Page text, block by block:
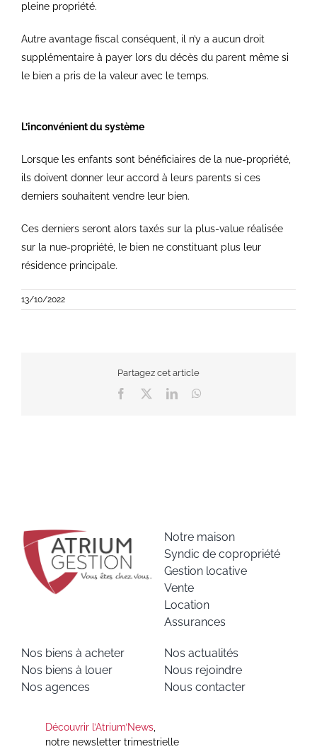
pleine propriété.
Autre avantage fiscal conséquent, il n’y a aucun droit
supplémentaire à payer lors du décès du parent même si
le bien a pris de la valeur avec le temps.
L’inconvénient du système
Lorsque les enfants sont bénéficiaires de la nue-propriété,
ils doivent donner leur accord à leurs parents si ces
derniers souhaitent vendre leur bien.
Ces derniers seront alors taxés sur la plus-value réalisée
sur la nue-propriété, le bien ne constituant plus leur
résidence principale.
13/10/2022
Partagez cet article
Facebook LinkedIn
Notre maison
Syndic de copropriété
Gestion locative
Vente
Location
Assurances
Nos biens à acheter
Nos biens à louer
Nos agences
Nos actualités
Nous rejoindre
Nous contacter
Découvrir l’Atrium’News,
notre newsletter trimestrielle